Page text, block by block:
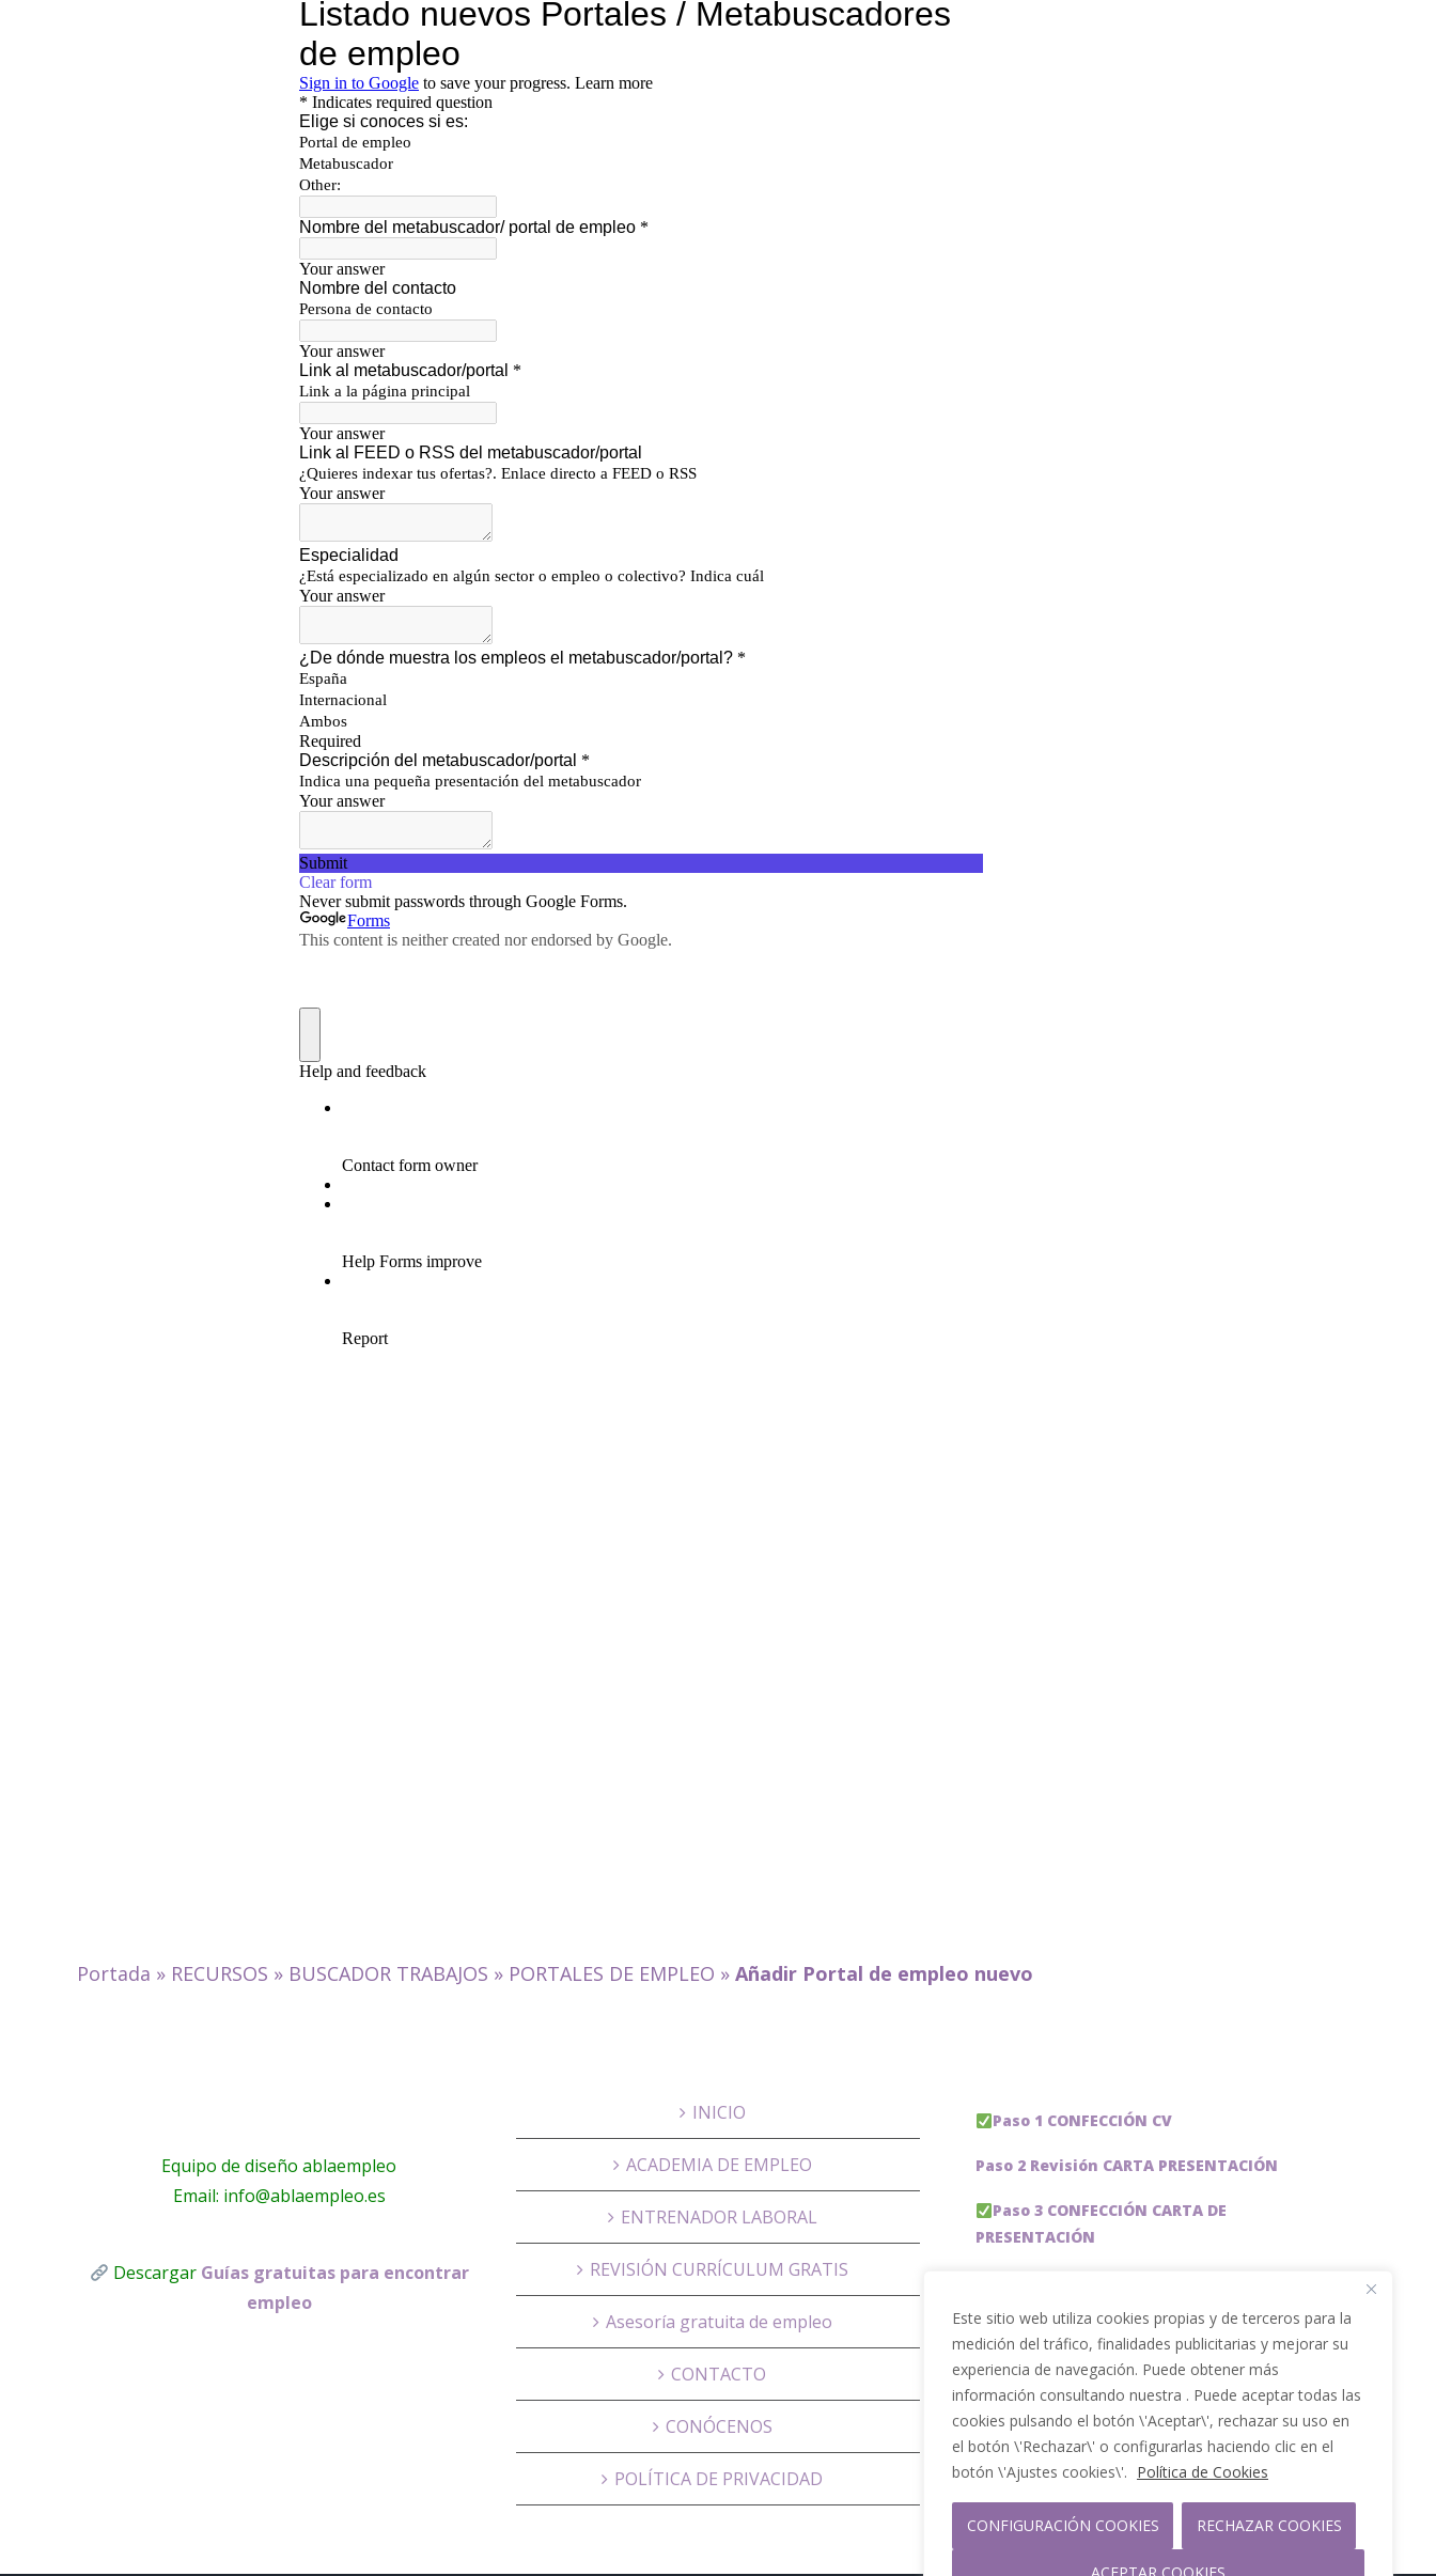
Este sitio web utiliza cookies propias y de terceros para la
medición del tráfico, finalidades publicitarias y mejorar su
experiencia de navegación. Puede obtener más
información consultando nuestra . Puede aceptar todas las
cookies pulsando el botón \'Aceptar\', rechazar su uso en
el botón \'Rechazar\' o configurarlas haciendo clic en el
botón \'Ajustes cookies\'. Política de Cookies
CONFIGURACIÓN COOKIES RECHAZAR COOKIES
Portada » RECURSOS » BUSCADOR TRABAJOS » PORTALES DE EMPLEO » Añadir Portal de empleo nuevo
Equipo de diseño ablaempleo
Email: info@ablaempleo.es
Descargar Guías gratuitas para encontrar
empleo
INICIO
ACADEMIA DE EMPLEO
ENTRENADOR LABORAL
REVISIÓN CURRÍCULUM GRATIS
Asesoría gratuita de empleo
CONTACTO
CONÓCENOS
POLÍTICA DE PRIVACIDAD
Paso 1 CONFECCIÓN CV
Paso 2 Revisión CARTA PRESENTACIÓN
Paso 3 CONFECCIÓN CARTA DE
PRESENTACIÓN
Paso 5 OPTIMIZACIÓN PERFIL LINKEDIN
PACKS DE AHORRO
JOBAI, ASISTENTE DE IA PARA BUSCAR EMPLEO
Servicios especiales